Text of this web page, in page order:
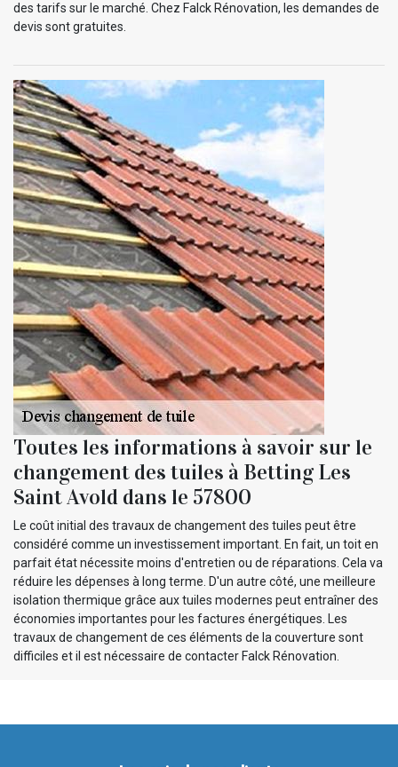
des tarifs sur le marché. Chez Falck Rénovation, les demandes de
devis sont gratuites.
Toutes les informations à savoir sur le
changement des tuiles à Betting Les
Saint Avold dans le 57800
Le coût initial des travaux de changement des tuiles peut être
considéré comme un investissement important. En fait, un toit en
parfait état nécessite moins d'entretien ou de réparations. Cela va
réduire les dépenses à long terme. D'un autre côté, une meilleure
isolation thermique grâce aux tuiles modernes peut entraîner des
économies importantes pour les factures énergétiques. Les
travaux de changement de ces éléments de la couverture sont
difficiles et il est nécessaire de contacter Falck Rénovation.